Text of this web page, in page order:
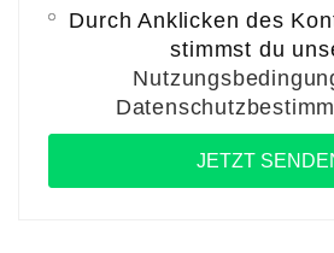
Durch Anklicken des
stimmst du